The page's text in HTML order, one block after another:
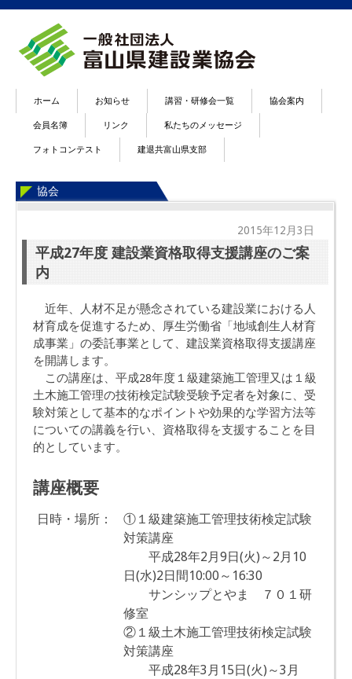
ホーム お知らせ 講習・研修会一覧 協会案内
会員名簿 リンク 私たちのメッセージ
フォトコンテスト 建退共富山県支部
協会
2015年12月3日
平成27年度 建設業資格取得支援講座のご案
内
近年、人材不足が懸念されている建設業における人
材育成を促進するため、厚生労働省「地域創生人材育
成事業」の委託事業として、建設業資格取得支援講座
を開講します。
この講座は、平成28年度１級建築施工管理又は１級
土木施工管理の技術検定試験受験予定者を対象に、受
験対策として基本的なポイントや効果的な学習方法等
についての講義を行い、資格取得を支援することを目
的としています。
講座概要
日時・場所：
①１級建築施工管理技術検定試験
対策講座
平成28年2月9日(火)～2月10
日(水)2日間10:00～16:30
サンシップとやま ７０１研
修室
②１級土木施工管理技術検定試験
対策講座
平成28年3月15日(火)～3月